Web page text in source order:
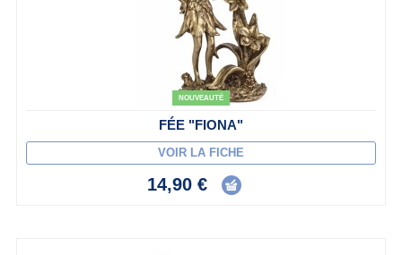
NOUVEAUTÉ
FÉE "FIONA"
VOIR LA FICHE
14,90 €